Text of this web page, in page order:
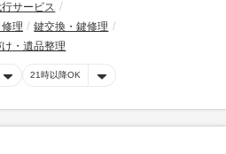
サービス
理
鍵交換・鍵修理
け・遺品整理
21時以降OK